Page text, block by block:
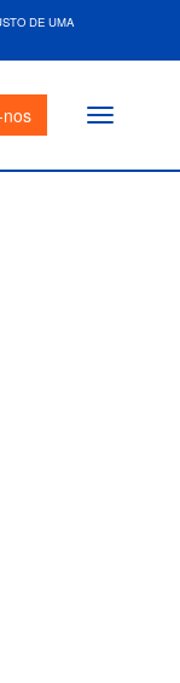
DE UMA
Toggle